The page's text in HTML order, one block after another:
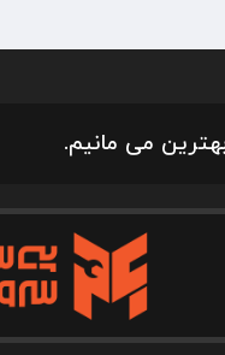
می مانیم.